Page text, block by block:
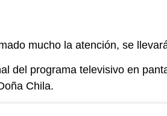
mucho la atención, se
del programa televisivo en
Chila.